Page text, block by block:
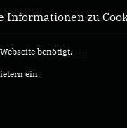
NRW
Deutschlands
Informationen zu
benötigt.
ein.